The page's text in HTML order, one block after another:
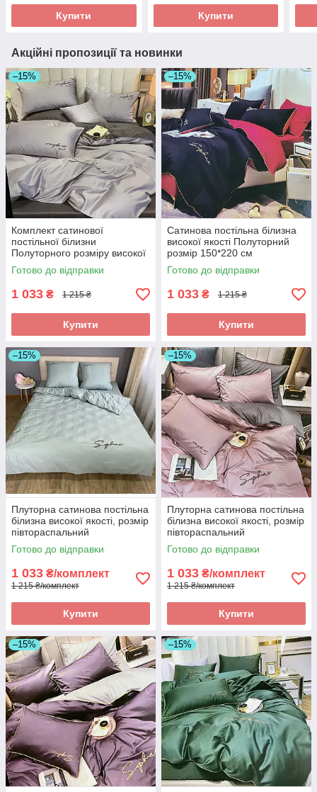
Купити Купити
Акційні пропозиції та новинки
–15%
Комплект сатинової
постільної білизни
Полуторного розміру високої
якості
Готово до відправки
1 033 ₴ 1 215 ₴
Купити
–15%
Сатинова постільна білизна
високої якості Полуторний
розмір 150*220 см
Готово до відправки
1 033 ₴ 1 215 ₴
Купити
–15%
Плуторна сатинова постільна
білизна високої якості, розмір
півтораспальний
Готово до відправки
1 033 ₴/комплект
1 215 ₴/комплект
Купити
–15%
Плуторна сатинова постільна
білизна високої якості, розмір
півтораспальний
Готово до відправки
1 033 ₴/комплект
1 215 ₴/комплект
Купити
–15% –15%